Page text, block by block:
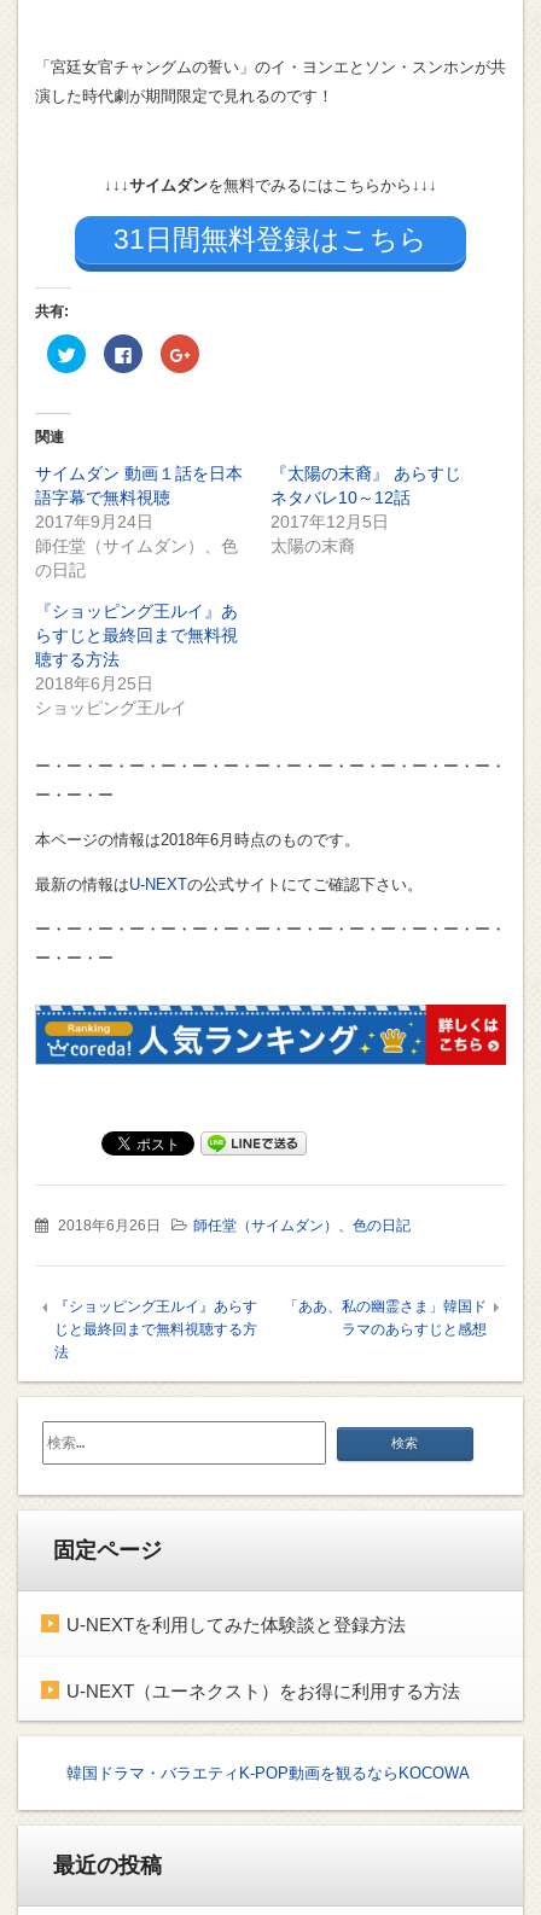
「宮廷女官チャングムの誓い」のイ・ヨンエとソン・スンホンが共
演した時代劇が期間限定で見れるのです！
↓↓↓サイムダンを無料でみるにはこちらから↓↓↓
31日間無料登録はこちら
共有:
ク
リ
共
有
(新
し
い
ウ
ィ
ン
ド
で
開
き
ま
す)
Facebook
で
ク
リ
ッ
ク
し
て
く
(新
し
い
ン
ド
ウ
ま
ク
リ
共
有
ウ
ィ
で
開
き
関連
サイムダン 動画１話を日本
語字幕で無料視聴
2017年9月24日
師任堂（サイムダン）、色
の日記
『太陽の末裔』 あらすじ
ネタバレ10～12話
2017年12月5日
太陽の末裔
『ショッピング王ルイ』あ
らすじと最終回まで無料視
聴する方法
2018年6月25日
ショッピング王ルイ
ー・ー・ー・ー・ー・ー・ー・ー・ー・ー・ー・ー・ー・ー・ー・
ー・ー・ー
本ページの情報は2018年6月時点のものです。
最新の情報はU-NEXTの公式サイトにてご確認下さい。
ー・ー・ー・ー・ー・ー・ー・ー・ー・ー・ー・ー・ー・ー・ー・
ー・ー・ー
2018年6月26日 師任堂（サイムダン）、色の日記
『ショッピング王ルイ』あらす
じと最終回まで無料視聴する方
法
「ああ、私の幽霊さま」韓国ド
ラマのあらすじと感想
検
固定ページ
U-NEXTを利用してみた体験談と登録方法
U-NEXT（ユーネクスト）をお得に利用する方法
韓国ドラマ・バラエティK-POP動画を観るならKOCOWA
最近の投稿